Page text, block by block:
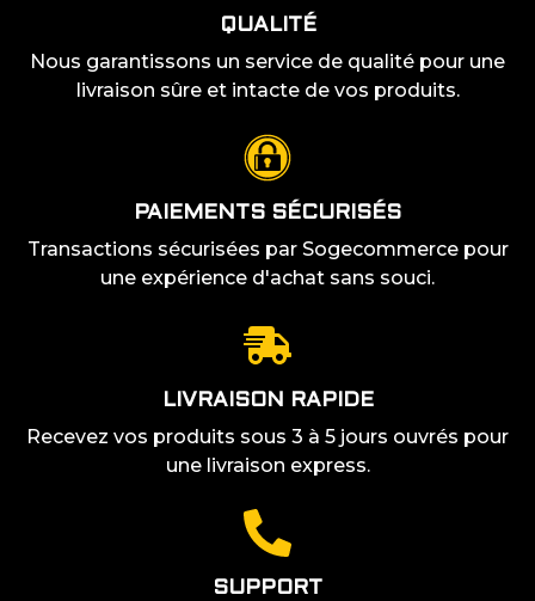
QUALITÉ
Nous garantissons un service de qualité pour une
livraison sûre et intacte de vos produits.
PAIEMENTS SÉCURISÉS
Transactions sécurisées par Sogecommerce pour
une expérience d'achat sans souci.
LIVRAISON RAPIDE
Recevez vos produits sous 3 à 5 jours ouvrés pour
une livraison express.
SUPPORT